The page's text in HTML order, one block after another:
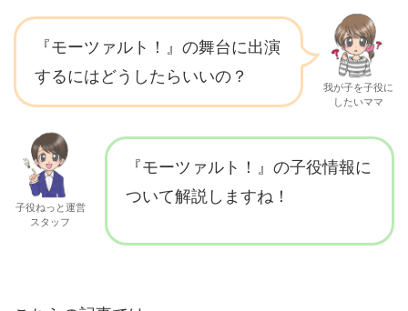
『モーツァルト！』の舞台に出演
するにはどうしたらいいの？
我が子を子役に
したいママ
子役ねっと運営
スタッフ
『モーツァルト！』の子役情報に
ついて解説しますね！